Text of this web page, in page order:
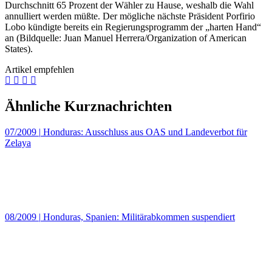
Durchschnitt 65 Prozent der Wähler zu Hause, weshalb die Wahl
annulliert werden müßte. Der mögliche nächste Präsident Porfirio
Lobo kündigte bereits ein Regierungsprogramm der „harten Hand“
an (Bildquelle: Juan Manuel Herrera/Organization of American
States).
Artikel empfehlen
Ähnliche Kurznachrichten
07/2009 | Honduras: Ausschluss aus OAS und Landeverbot für
Zelaya
08/2009 | Honduras, Spanien: Militärabkommen suspendiert